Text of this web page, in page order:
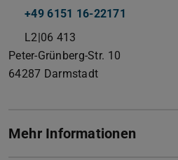
+49 6151 16-22171
L2|06 413
Peter-Grünberg-Str. 10
64287 Darmstadt
Mehr Informationen